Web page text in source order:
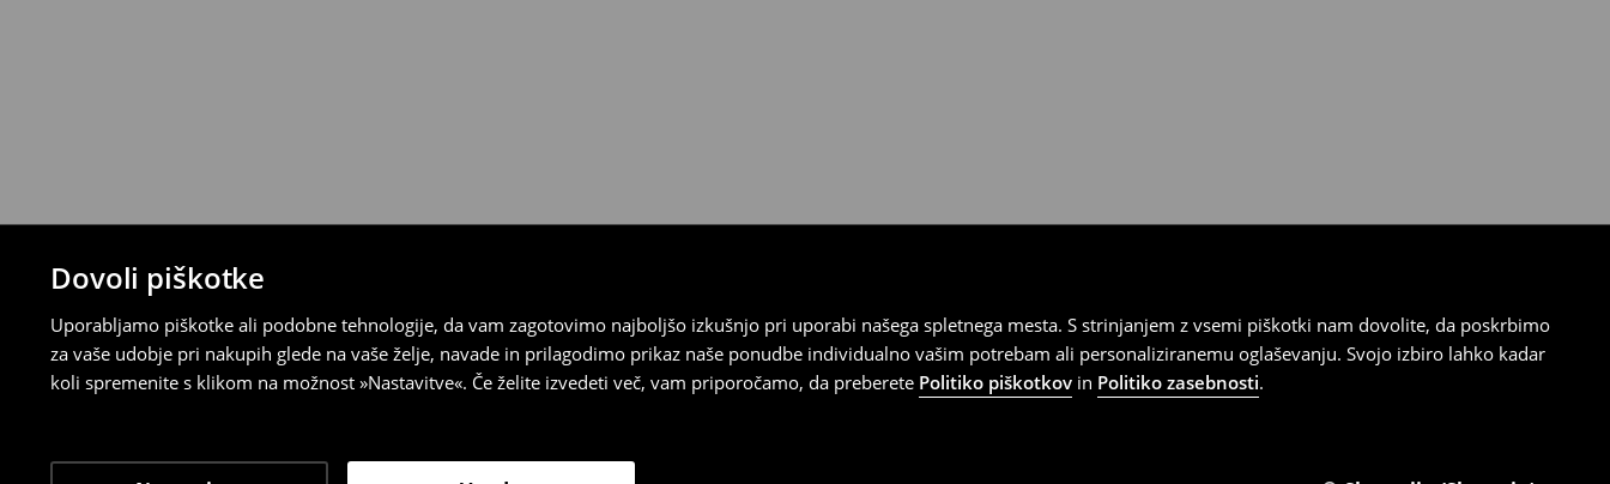
Dovoli piškotke
Uporabljamo piškotke ali podobne tehnologije, da vam zagotovimo najboljšo izkušnjo pri uporabi našega spletnega mesta. S strinjanjem z vsemi piškotki nam dovolite, da poskrbimo
za vaše udobje pri nakupih glede na vaše želje, navade in prilagodimo prikaz naše ponudbe individualno vašim potrebam ali personaliziranemu oglaševanju. Svojo izbiro lahko kadar
koli spremenite s klikom na možnost »Nastavitve«. Če želite izvedeti več, vam priporočamo, da preberete Politiko piškotkov in Politiko zasebnosti.